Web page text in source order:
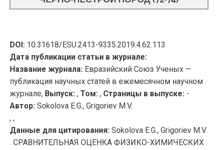
DOI: 10.31618/ESU.2413-9335.2019.4.62.113
Дата публикации статьи в журнале:
Название журнала: Евразийский Союз Ученых —
публикация научных статей в ежемесячном научном
журнале, Выпуск: , Том: , Страницы в выпуске: -
Автор: Sokolova E.G., Grigoriev M.V.
, ,
Данные для цитирования: Sokolova E.G., Grigoriev M.V.
. СРАВНИТЕЛЬНАЯ ОЦЕНКА ФИЗИКО-ХИМИЧЕСКИХ